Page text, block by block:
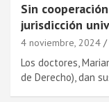
Sin
jurisdicción
4 noviembre, 2024
Los doctores,
de Derecho), dan